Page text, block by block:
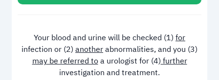
Your blood and urine will be checked (1)for
infection or (2)anotherabnormalities, and you (3)
may be referred toa urologist for (4)further
investigation and treatment.